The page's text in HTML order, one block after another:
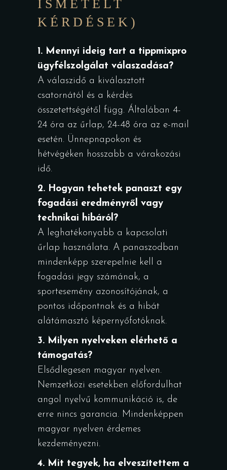
ISMÉTELT
KÉRDÉSEK)
1. Mennyi ideig tart a tippmixpro
ügyfélszolgálat válaszadása?
A válaszidő a kiválasztott
csatornától és a kérdés
összetettségétől függ. Általában 4-
24 óra az űrlap, 24-48 óra az e-mail
esetén. Ünnepnapokon és
hétvégéken hosszabb a várakozási
idő.
2. Hogyan tehetek panaszt egy
fogadási eredményről vagy
technikai hibáról?
A leghatékonyabb a kapcsolati
űrlap használata. A panaszodban
mindenképp szerepelnie kell a
fogadási jegy számának, a
sportesemény azonosítójának, a
pontos időpontnak és a hibát
alátámasztó képernyőfotóknak.
3. Milyen nyelveken elérhető a
támogatás?
Elsődlegesen magyar nyelven.
Nemzetközi esetekben előfordulhat
angol nyelvű kommunikáció is, de
erre nincs garancia. Mindenképpen
magyar nyelven érdemes
kezdeményezni.
4. Mit tegyek, ha elveszítettem a